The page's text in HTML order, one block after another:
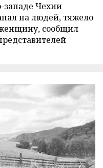
западе Чехии
на людей, тяжело
сообщил